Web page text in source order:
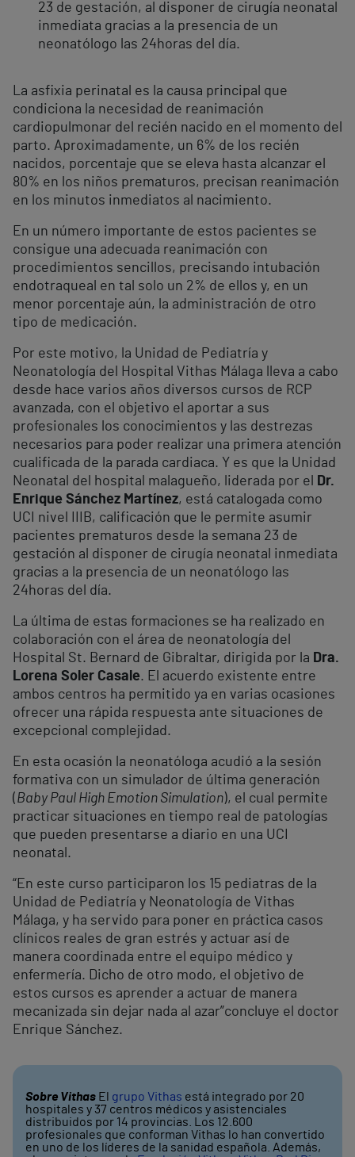
23 de gestación, al disponer de cirugía neonatal
inmediata gracias a la presencia de un
neonatólogo las 24horas del día.
La asfixia perinatal es la causa principal que
condiciona la necesidad de reanimación
cardiopulmonar del recién nacido en el momento del
parto. Aproximadamente, un 6% de los recién
nacidos, porcentaje que se eleva hasta alcanzar el
80% en los niños prematuros, precisan reanimación
en los minutos inmediatos al nacimiento.
En un número importante de estos pacientes se
consigue una adecuada reanimación con
procedimientos sencillos, precisando intubación
endotraqueal en tal solo un 2% de ellos y, en un
menor porcentaje aún, la administración de otro
tipo de medicación.
Por este motivo, la Unidad de Pediatría y
Neonatología del Hospital Vithas Málaga lleva a cabo
desde hace varios años diversos cursos de RCP
avanzada, con el objetivo el aportar a sus
profesionales los conocimientos y las destrezas
necesarios para poder realizar una primera atención
cualificada de la parada cardiaca. Y es que la Unidad
Neonatal del hospital malagueño, liderada por el
Dr.
Enrique Sánchez Martínez, está catalogada como
UCI nivel IIIB, calificación que le permite asumir
pacientes prematuros desde la semana 23 de
gestación al disponer de cirugía neonatal inmediata
gracias a la presencia de un neonatólogo las
24horas del día.
La última de estas formaciones se ha realizado en
colaboración con el área de neonatología del
Hospital St. Bernard de Gibraltar, dirigida por la Dra.
Lorena Soler Casale. El acuerdo existente entre
ambos centros ha permitido ya en varias ocasiones
ofrecer una rápida respuesta ante situaciones de
excepcional complejidad.
En esta ocasión la neonatóloga acudió a la sesión
formativa con un simulador de última generación
(Baby Paul High Emotion Simulation), el cual permite
practicar situaciones en tiempo real de patologías
que pueden presentarse a diario en una UCI
neonatal.
“En este curso participaron los 15 pediatras de la
Unidad de Pediatría y Neonatología de Vithas
Málaga, y ha servido para poner en práctica casos
clínicos reales de gran estrés y actuar así de
manera coordinada entre el equipo médico y
enfermería. Dicho de otro modo, el objetivo de
estos cursos es aprender a actuar de manera
mecanizada sin dejar nada al azar”concluye el doctor
Enrique Sánchez.
Sobre Vithas El grupo Vithas está integrado por 20
hospitales y 37 centros médicos y asistenciales
distribuidos por 14 provincias. Los 12.600
profesionales que conforman Vithas lo han convertido
en uno de los líderes de la sanidad española. Además,